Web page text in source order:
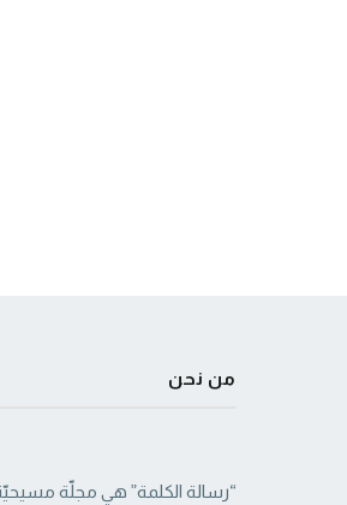
من نحن
“رسالة الكلمة” هي مجلّة